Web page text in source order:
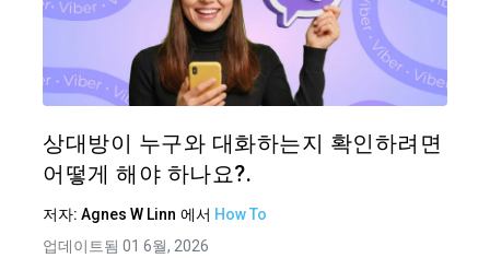
상대방이 누구와 대화하는지 확인하려면
어떻게 해야 하나요?.
저자: Agnes W Linn 에서 How To
업데이트됨 01 6월, 2026